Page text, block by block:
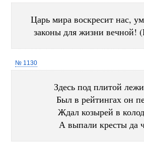
Царь мира воскресит нас,
законы для жизни вечной!
№ 1130
Здесь под плитой
Был в рейтингах он
Ждал козырей в
А выпали кресты да